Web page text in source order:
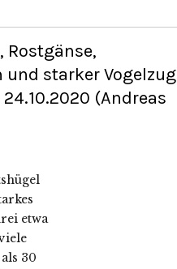
Rostgänse,
und starker Vogelzug
(Andreas
etwa
30